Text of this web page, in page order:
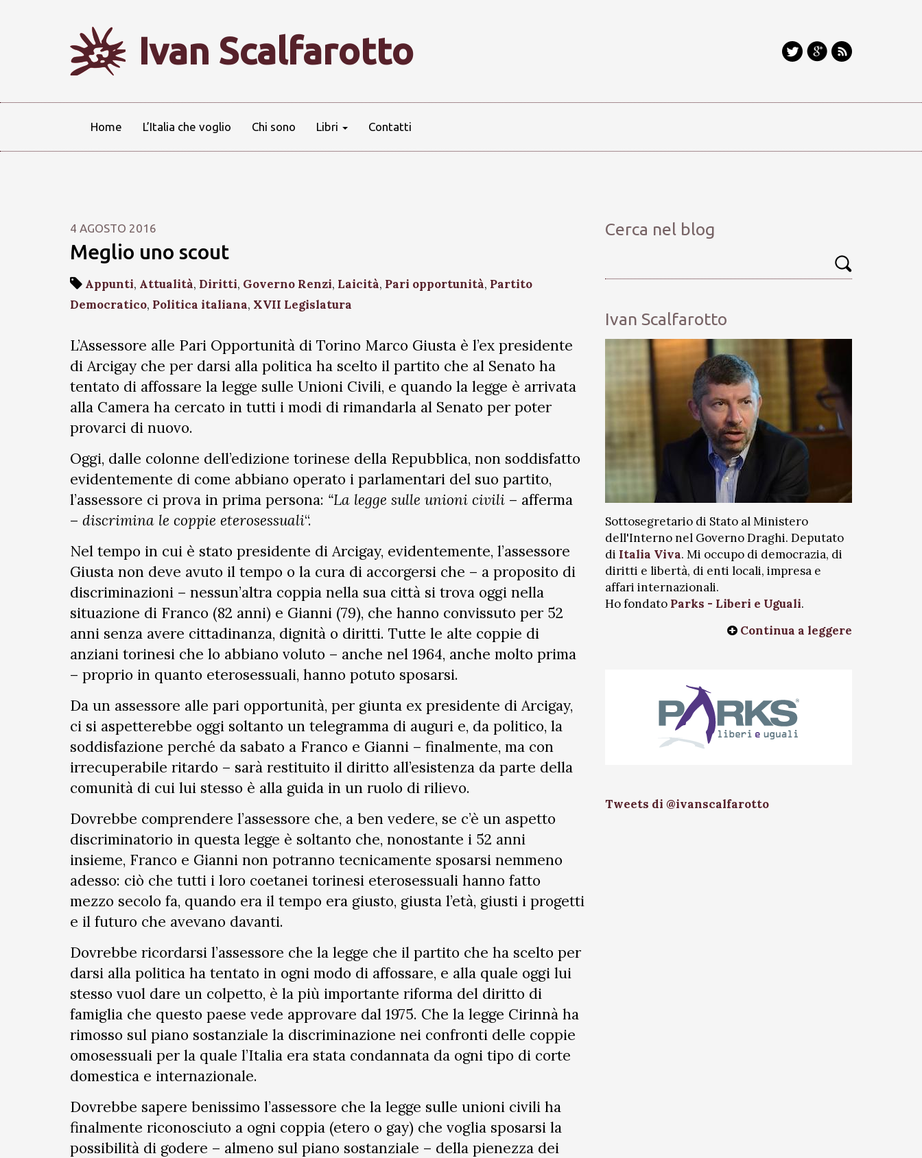
Ivan Scalfarotto
Home L’Italia che voglio Chi sono Libri Contatti
4 AGOSTO 2016
Meglio uno scout
Appunti, Attualità, Diritti, Governo Renzi, Laicità, Pari opportunità, Partito
Democratico, Politica italiana, XVII Legislatura
L’Assessore alle Pari Opportunità di Torino Marco Giusta è l’ex presidente
di Arcigay che per darsi alla politica ha scelto il partito che al Senato ha
tentato di affossare la legge sulle Unioni Civili, e quando la legge è arrivata
alla Camera ha cercato in tutti i modi di rimandarla al Senato per poter
provarci di nuovo.
Oggi, dalle colonne dell’edizione torinese della Repubblica, non soddisfatto
evidentemente di come abbiano operato i parlamentari del suo partito,
l’assessore ci prova in prima persona: “La legge sulle unioni civili – afferma
– discrimina le coppie eterosessuali“.
Nel tempo in cui è stato presidente di Arcigay, evidentemente, l’assessore
Giusta non deve avuto il tempo o la cura di accorgersi che – a proposito di
discriminazioni – nessun’altra coppia nella sua città si trova oggi nella
situazione di Franco (82 anni) e Gianni (79), che hanno convissuto per 52
anni senza avere cittadinanza, dignità o diritti. Tutte le alte coppie di
anziani torinesi che lo abbiano voluto – anche nel 1964, anche molto prima
– proprio in quanto eterosessuali, hanno potuto sposarsi.
Da un assessore alle pari opportunità, per giunta ex presidente di Arcigay,
ci si aspetterebbe oggi soltanto un telegramma di auguri e, da politico, la
soddisfazione perché da sabato a Franco e Gianni – finalmente, ma con
irrecuperabile ritardo – sarà restituito il diritto all’esistenza da parte della
comunità di cui lui stesso è alla guida in un ruolo di rilievo.
Dovrebbe comprendere l’assessore che, a ben vedere, se c’è un aspetto
discriminatorio in questa legge è soltanto che, nonostante i 52 anni
insieme, Franco e Gianni non potranno tecnicamente sposarsi nemmeno
adesso: ciò che tutti i loro coetanei torinesi eterosessuali hanno fatto
mezzo secolo fa, quando era il tempo era giusto, giusta l’età, giusti i progetti
e il futuro che avevano davanti.
Dovrebbe ricordarsi l’assessore che la legge che il partito che ha scelto per
darsi alla politica ha tentato in ogni modo di affossare, e alla quale oggi lui
stesso vuol dare un colpetto, è la più importante riforma del diritto di
famiglia che questo paese vede approvare dal 1975. Che la legge Cirinnà ha
rimosso sul piano sostanziale la discriminazione nei confronti delle coppie
omosessuali per la quale l’Italia era stata condannata da ogni tipo di corte
domestica e internazionale.
Dovrebbe sapere benissimo l’assessore che la legge sulle unioni civili ha
finalmente riconosciuto a ogni coppia (etero o gay) che voglia sposarsi la
possibilità di godere – almeno sul piano sostanziale – della pienezza dei
Cerca nel blog
Ivan Scalfarotto
Sottosegretario di Stato al Ministero
dell'Interno nel Governo Draghi. Deputato
di Italia Viva. Mi occupo di democrazia, di
diritti e libertà, di enti locali, impresa e
affari internazionali.
Ho fondato Parks - Liberi e Uguali.
Continua a leggere
Tweets di @ivanscalfarotto